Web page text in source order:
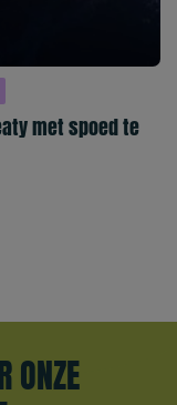
met spoed te
ONZE